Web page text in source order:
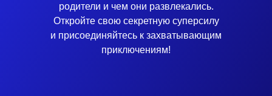
родители и чем они развлекались.
Откройте свою секретную суперсилу
и присоединяйтесь к захватывающим
приключениям!